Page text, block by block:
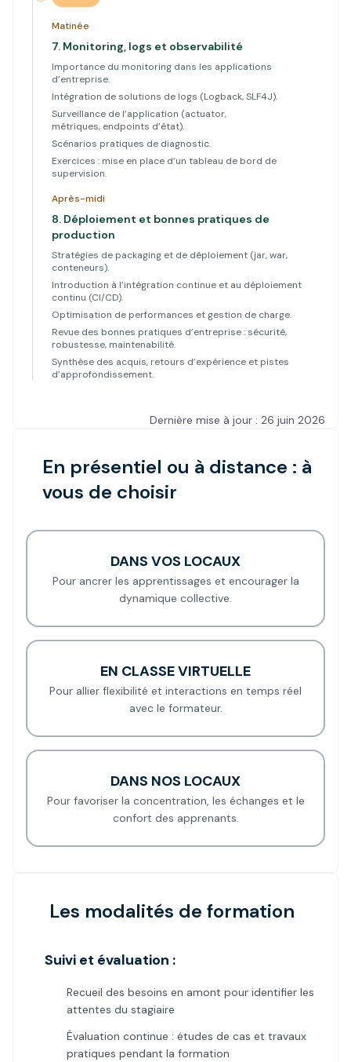
Matinée
7. Monitoring, logs et observabilité
Importance du monitoring dans les applications
d’entreprise.
Intégration de solutions de logs (Logback, SLF4J).
Surveillance de l’application (actuator,
métriques, endpoints d’état).
Scénarios pratiques de diagnostic.
Exercices : mise en place d’un tableau de bord de
supervision.
Après-midi
8. Déploiement et bonnes pratiques de
production
Stratégies de packaging et de déploiement (jar, war,
conteneurs).
Introduction à l’intégration continue et au déploiement
continu (CI/CD).
Optimisation de performances et gestion de charge.
Revue des bonnes pratiques d’entreprise : sécurité,
robustesse, maintenabilité.
Synthèse des acquis, retours d’expérience et pistes
d’approfondissement.
Dernière mise à jour : 26 juin 2026
En présentiel ou à distance : à
vous de choisir
DANS VOS LOCAUX
Pour ancrer les apprentissages et encourager la
dynamique collective.
EN CLASSE VIRTUELLE
Pour allier flexibilité et interactions en temps réel
avec le formateur.
DANS NOS LOCAUX
Pour favoriser la concentration, les échanges et le
confort des apprenants.
Les modalités de formation
Suivi et évaluation :
Recueil des besoins en amont pour identifier les
attentes du stagiaire
Évaluation continue : études de cas et travaux
pratiques pendant la formation